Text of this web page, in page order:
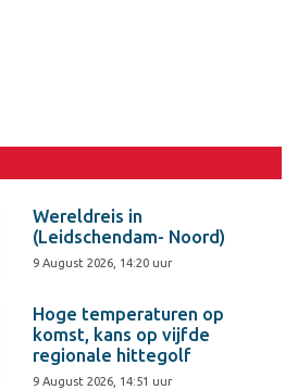
Wereldreis in
(Leidschendam- Noord)
9 August 2026, 14:20 uur
Hoge temperaturen op
komst, kans op vijfde
regionale hittegolf
9 August 2026, 14:51 uur